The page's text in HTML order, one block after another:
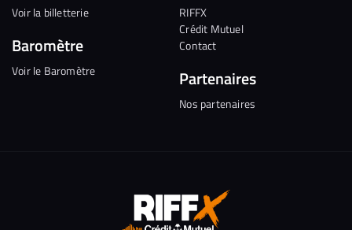
Voir la billetterie
Baromètre
Voir le Baromètre
RIFFX
Crédit Mutuel
Contact
Partenaires
Nos partenaires